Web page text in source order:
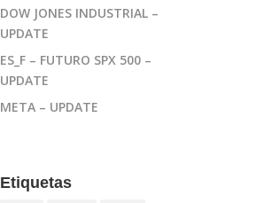
DOW JONES INDUSTRIAL –
UPDATE
ES_F – FUTURO SPX 500 –
UPDATE
META – UPDATE
Etiquetas